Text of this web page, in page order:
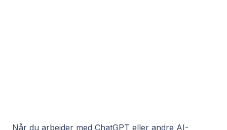
Når du arbejder med ChatGPT eller andre AI-